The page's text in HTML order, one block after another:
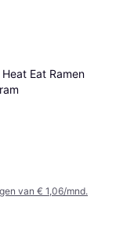
Eat Ramen
van € 1,06/mnd.